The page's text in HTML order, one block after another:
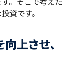
資です。